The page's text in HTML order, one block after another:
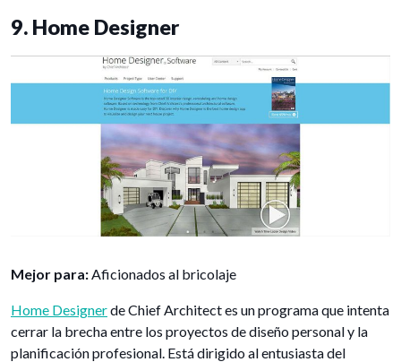
9. Home Designer
Mejor para:Aficionados al bricolaje
Home Designerde Chief Architect es un programa que intenta
cerrar la brecha entre los proyectos de diseño personal y la
planificación profesional. Está dirigido al entusiasta del